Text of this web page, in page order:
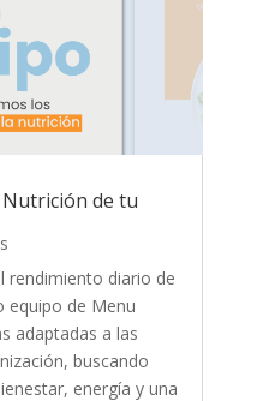
de tu
rendimiento diario de
equipo de Menu
adaptadas a las
buscando
energía y una